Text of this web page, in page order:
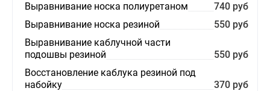
Выравнивание носка полиуретаном
740 руб
Выравнивание носка резиной
550 руб
Выравнивание каблучной части
подошвы резиной
550 руб
Восстановление каблука резиной под
набойку
370 руб